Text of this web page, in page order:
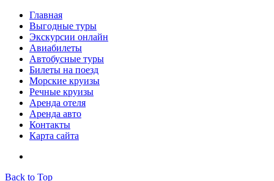
Главная
Выгодные туры
Экскурсии онлайн
Авиабилеты
Автобусные туры
Билеты на поезд
Морские круизы
Речные круизы
Аренда отеля
Аренда авто
Контакты
Карта сайта
Back to Top